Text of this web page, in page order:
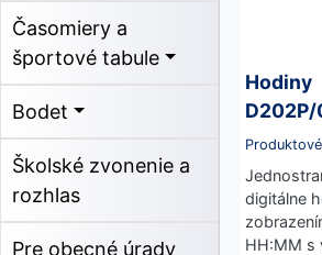
Časomiery a
športové tabule
Bodet
Školské zvonenie a
rozhlas
Pre obecné úrady
Hodiny
digitálne
HH:MM s